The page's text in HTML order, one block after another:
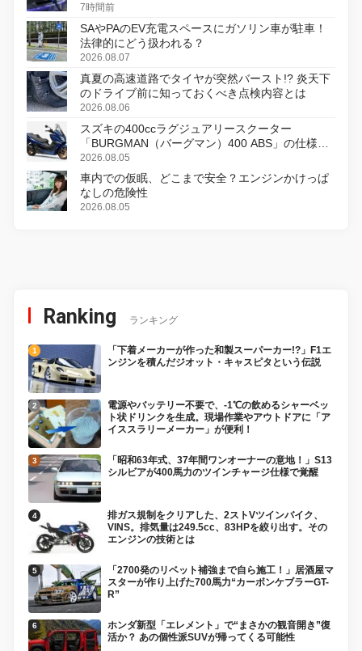
7時間前
SAやPAのEV充電スペースにガソリン車が駐車！
法律的にどう扱われる？
2026.08.07
真夏の高速道路でタイヤが突然バースト!? 炎天下
のドライブ前に知っておくべき点検内容とは
2026.08.06
スズキの400ccラグジュアリースクーター
「BURGMAN（バーグマン）400 ABS」の仕様を
変更し、8月18日に発売
2026.08.05
車内での仮眠、どこまで安全？エンジンかけっぱ
なしの危険性
2026.08.05
Ranking ランキング
「下着メーカーが作った和製スーパーカー!?」F1エ
ンジンを積んだジオット・キャスピタという伝説
電源やバッテリー不要で、-1℃の飲めるシャーベッ
ト状ドリンクを生成。現場作業やアウトドアに「ア
イススラリーメーカー」が便利！
「昭和63年式、37年間ワンオーナーの意地！」S13
シルビアが400馬力のツインチャージ仕様で覚醒
排ガス規制をクリアした、2ストVツインバイク、
VINS。排気量は249.5cc、83HPを絞り出す。その
エンジンの技術とは
「2700発のリベット補強まで自ら施工！」居酒屋マ
スターが作り上げた700馬力“カーボンケブラーGT-
R”
ホンダ新型「エレメント」で“まさかの観音開き”復
活か？ あの個性派SUVが帰ってくる可能性